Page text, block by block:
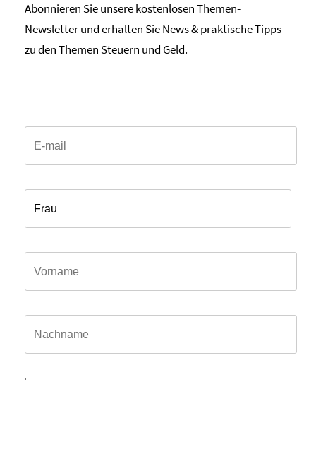
Abonnieren Sie unsere kostenlosen Themen-
Newsletter und erhalten Sie News & praktische Tipps
zu den Themen Steuern und Geld.